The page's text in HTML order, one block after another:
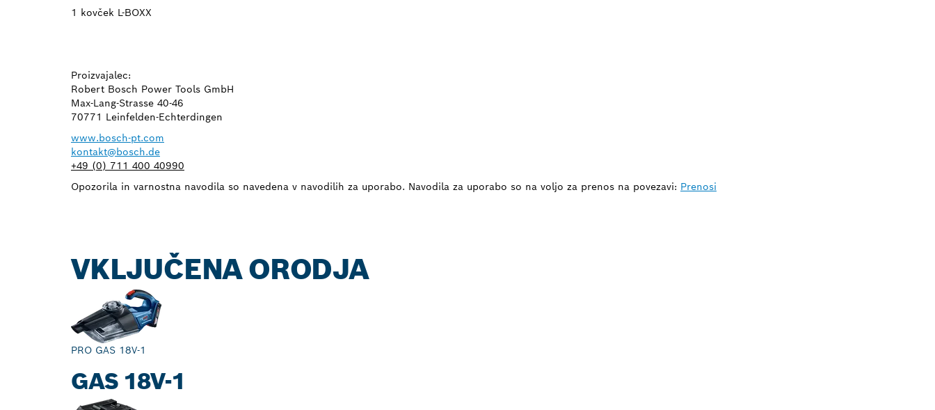
1 kovček L-BOXX
Proizvajalec:
Robert Bosch Power Tools GmbH
Max-Lang-Strasse 40-46
70771 Leinfelden-Echterdingen
www.bosch-pt.com
kontakt@bosch.de
+49 (0) 711 400 40990
Opozorila in varnostna navodila so navedena v navodilih za uporabo. Navodila za uporabo so na voljo za prenos na povezavi: Prenosi
VKLJUČENA ORODJA
PRO GAS 18V-1
GAS 18V-1